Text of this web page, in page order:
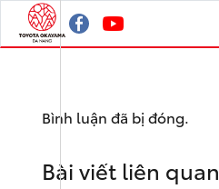
Bình luận đã bị đóng.
Bài viết liên quan